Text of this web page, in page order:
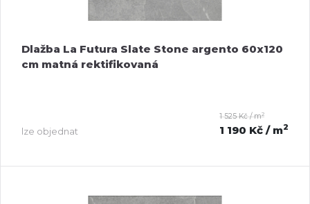
Dlažba La Futura Slate Stone argento 60x120
cm matná rektifikovaná
lze objednat
1 525 Kč / m2
1 190 Kč / m2